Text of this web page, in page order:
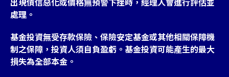
處理。
基金投資無受存款保險、保險安定基金或其他相關保障機
制之保障，投資人須自負盈虧。基金投資可能產生的最大
損失為全部本金。